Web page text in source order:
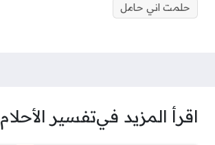
حلمت اني حامل
اقرأ المزيد فيتفسير الأحلام